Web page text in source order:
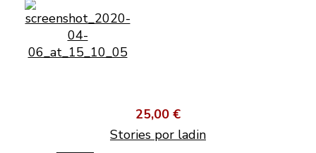
25,00 €
Stories por ladin